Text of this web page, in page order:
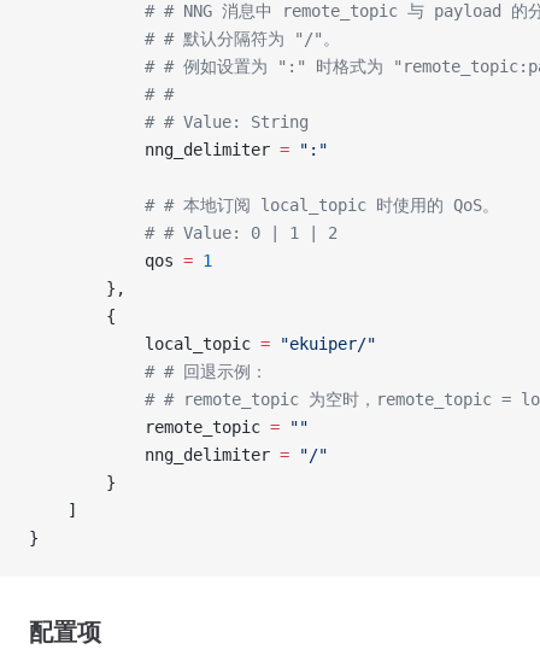
# # NNG 消息中 remote_topic 与 payload 的
            # # 默认分隔符为 "/"。
# # 例如设置为 ":" 时格式为
            # #
            # # Value: String
            nng_delimiter
= ":"
            # # 本地订阅 local_topic 时使用的 QoS。
            # # Value: 0 | 1 | 2
            qos
= 1
        },
        {
            local_topic
= "ekuiper/"
            # # 回退示例：
# # remote_topic 为空时，remote_topic =
            remote_topic
= ""
            nng_delimiter
= "/"
        }
    ]
}
配置项